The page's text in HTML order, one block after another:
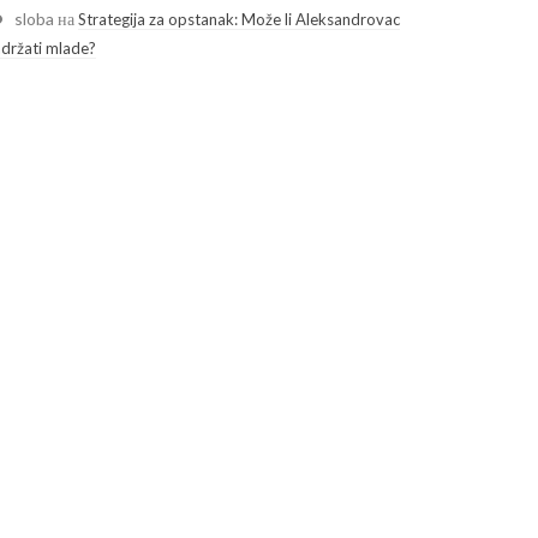
sloba наStrategija za opstanak: Može li Aleksandrovac
mlade?